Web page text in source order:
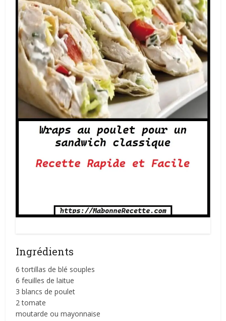
Ingrédients
6 tortillas de blé souples
6 feuilles de laitue
3 blancs de poulet
2 tomate
moutarde ou mayonnaise